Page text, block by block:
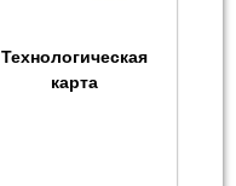
Технологическая
карта